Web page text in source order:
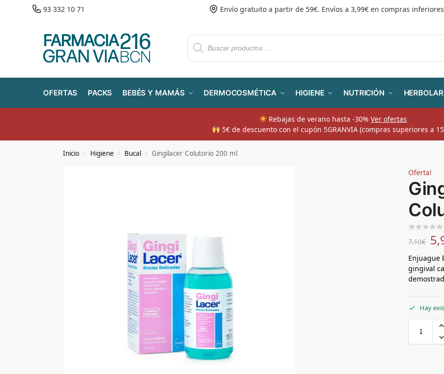
93 332 10 71 Envío gratuito a partir de 59€. Envíos a 3,99€ en compras
OFERTAS PACKS BEBÉS Y MAMÁS DERMOCOSMÉTICA HIGIENE NUTRICIÓN
Rebajas de verano hasta -30%Ver ofertas
5€ de descuento con el cupón 5GRANVIA (compras superiores a
Inicio / Higiene / Bucal / Gingilacer Colutorio 200 ml
Oferta!
7,10€
Enjuague
gingival
Hay